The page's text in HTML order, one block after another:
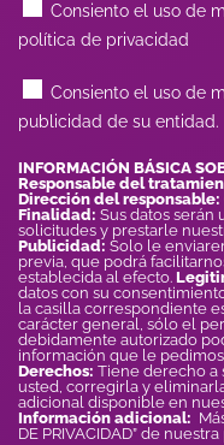
Consiento el uso de
política de privacidad
Consiento el uso de
publicidad de su entidad.
INFORMACIÓN BÁSICA
Responsable del
Dirección del responsable:
Finalidad: Sus datos serán
solicitudes y prestarle
Publicidad: Solo le
previa, que podrá
establecida al efecto.
datos con su
la casilla correspondiente
carácter general, sólo el
debidamente autorizado
información que le
Derechos: Tiene derecho a
usted, corregirla y
adicional disponible en
Información adicional:
DE PRIVACIDAD” de